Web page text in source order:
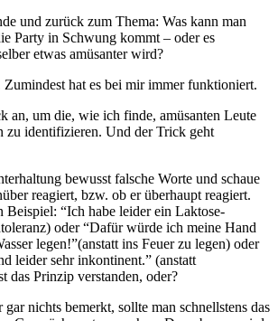
und zurück zum Thema: Was kann man
Party in Schwung kommt – oder es
etwas amüsanter wird?
hat es bei mir immer funktioniert.
an, um die, wie ich finde, amüsanten Leute
zu identifizieren. Und der Trick geht
bewusst falsche Worte und schaue
reagiert, bzw. ob er überhaupt reagiert.
Beispiel: “Ich habe leider ein Laktose-
oder “Dafür würde ich meine Hand
legen!”(anstatt ins Feuer zu legen) oder
leider sehr inkontinent.” (anstatt
das Prinzip verstanden, oder?
gar nichts bemerkt, sollte man schnellstens das